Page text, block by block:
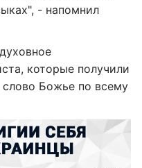
- напомнил
которые получили
слово Божье по всему